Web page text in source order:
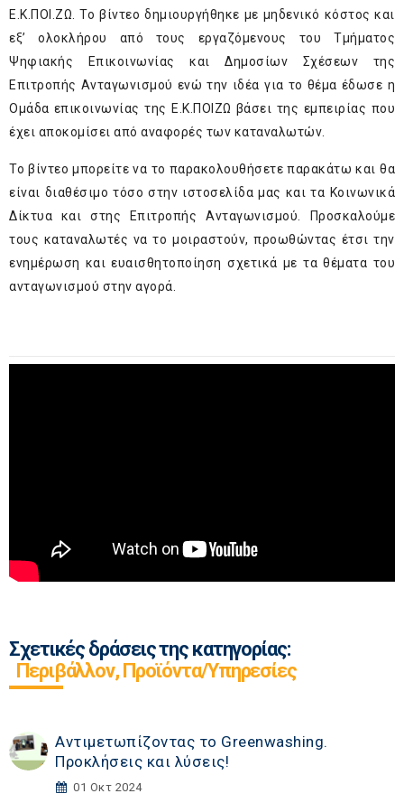
Ε.Κ.ΠΟΙ.ΖΩ. Το βίντεο δημιουργήθηκε με μηδενικό κόστος και
εξ’ ολοκλήρου από τους εργαζόμενους του Τμήματος
Ψηφιακής Επικοινωνίας και Δημοσίων Σχέσεων της
Επιτροπής Ανταγωνισμού ενώ την ιδέα για το θέμα έδωσε η
Ομάδα επικοινωνίας της Ε.Κ.ΠΟΙΖΩ βάσει της εμπειρίας που
έχει αποκομίσει από αναφορές των καταναλωτών.
Το βίντεο μπορείτε να το παρακολουθήσετε παρακάτω και θα
είναι διαθέσιμο τόσο στην ιστοσελίδα μας και τα Κοινωνικά
Δίκτυα και στης Επιτροπής Ανταγωνισμού. Προσκαλούμε
τους καταναλωτές να το μοιραστούν, προωθώντας έτσι την
ενημέρωση και ευαισθητοποίηση σχετικά με τα θέματα του
ανταγωνισμού στην αγορά.
Σχετικές δράσεις της κατηγορίας:
Περιβάλλον, Προϊόντα/Υπηρεσίες
Αντιμετωπίζοντας το Greenwashing.
Προκλήσεις και λύσεις!
01 Οκτ 2024